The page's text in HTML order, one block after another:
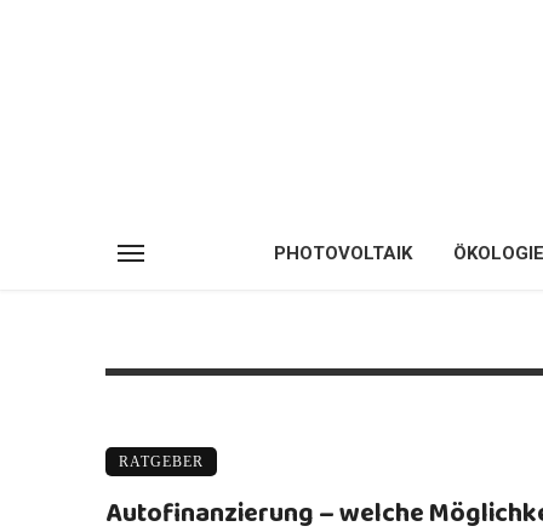
PHOTOVOLTAIK ÖKOLOGIE
RATGEBER
Autofinanzierung – welche